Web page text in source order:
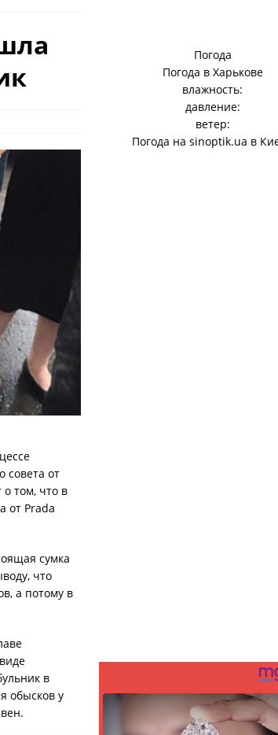
совета от
том, что в
от Prada
сумка
что
а потому в
в
обысков у
Погода
Погода в Харькове
влажность:
давление:
ветер:
Погода наsinoptik.ua в